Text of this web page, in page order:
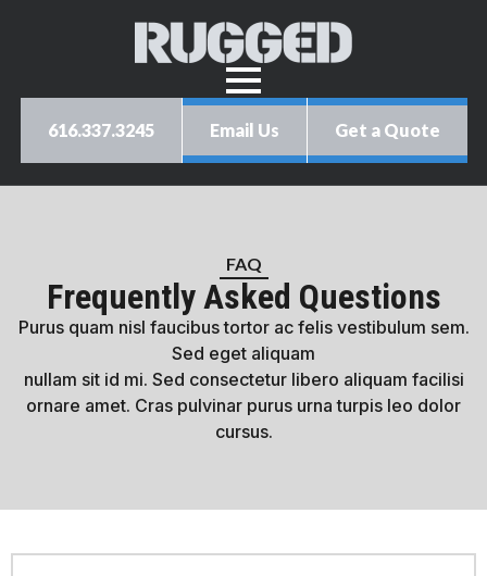
616.337.3245 Email Us Get a Quote
FAQ
Frequently Asked Questions
Purus quam nisl faucibus tortor ac felis vestibulum sem.
Sed eget aliquam
nullam sit id mi. Sed consectetur libero aliquam facilisi
ornare amet. Cras pulvinar purus urna turpis leo dolor
cursus.